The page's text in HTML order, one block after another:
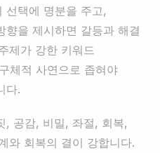
선택에 명분을 주고,
향을 제시하면 갈등과 해결
제가 강한 키워드
체적 사연으로 좁혀야
다.
, 공감, 비밀, 좌절, 회복,
와 회복의 결이 강합니다.